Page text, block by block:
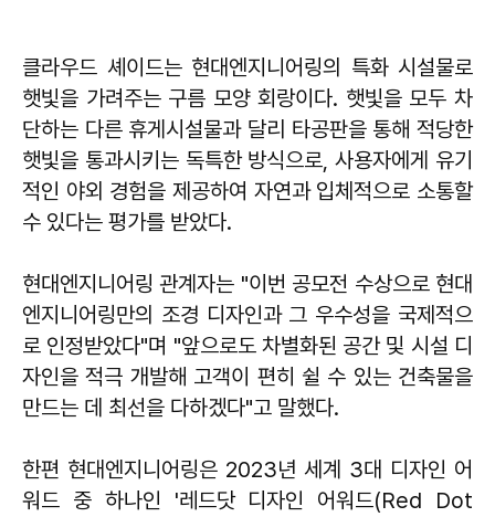
클라우드 셰이드는 현대엔지니어링의 특화 시설물로
햇빛을 가려주는 구름 모양 회랑이다. 햇빛을 모두 차
단하는 다른 휴게시설물과 달리 타공판을 통해 적당한
햇빛을 통과시키는 독특한 방식으로, 사용자에게 유기
적인 야외 경험을 제공하여 자연과 입체적으로 소통할
수 있다는 평가를 받았다.
현대엔지니어링 관계자는 "이번 공모전 수상으로 현대
엔지니어링만의 조경 디자인과 그 우수성을 국제적으
로 인정받았다"며 "앞으로도 차별화된 공간 및 시설 디
자인을 적극 개발해 고객이 편히 쉴 수 있는 건축물을
만드는 데 최선을 다하겠다"고 말했다.
한편 현대엔지니어링은 2023년 세계 3대 디자인 어
워드 중 하나인 '레드닷 디자인 어워드(Red Dot